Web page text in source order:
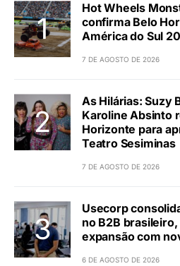
Hot Wheels
confirma Belo
América do Sul
7 DE AGOSTO DE 2026
As Hilárias: Suzy
Karoline Absinto
Horizonte para
Teatro Sesiminas
7 DE AGOSTO DE 2026
Usecorp
no B2B
expansão com
6 DE AGOSTO DE 2026